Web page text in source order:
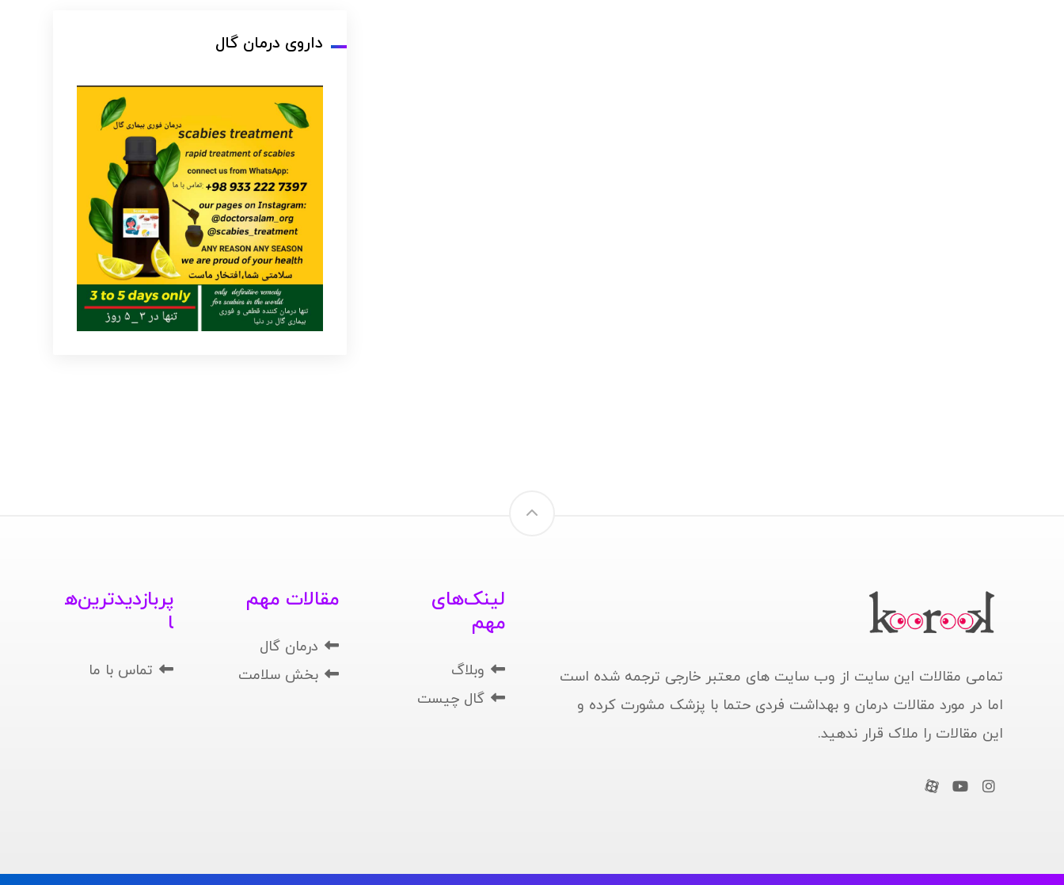
داروی درمان گال
تمامی مقالات این سایت از وب سایت های معتبر خارجی ترجمه شده است
اما در مورد مقالات درمان و بهداشت فردی حتما با پزشک مشورت کرده و
این مقالات را ملاک قرار ندهید.
لینک‌های
مهم
وبلاگ
گال چیست
مقالات مهم
درمان گال
بخش سلامت
پربازدیدترین‌ه
ا
تماس با ما